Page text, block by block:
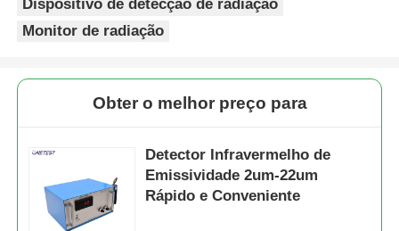
Dispositivo de controlo da qualidade do ar
Sistema de monitorização da qualidade do ar exterior
Detector de Ozônio
Dispositivo de detecção de radiação
Monitor de radiação
Obter o melhor preço para
Detector Infravermelho de
Emissividade 2um-22um
Rápido e Conveniente